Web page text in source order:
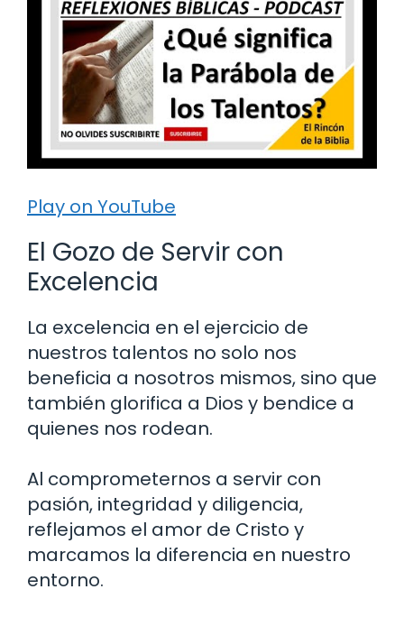
Play on YouTube
El Gozo de Servir con
Excelencia
La excelencia en el ejercicio de
nuestros talentos no solo nos
beneficia a nosotros mismos, sino que
también glorifica a Dios y bendice a
quienes nos rodean.
Al comprometernos a servir con
pasión, integridad y diligencia,
reflejamos el amor de Cristo y
marcamos la diferencia en nuestro
entorno.